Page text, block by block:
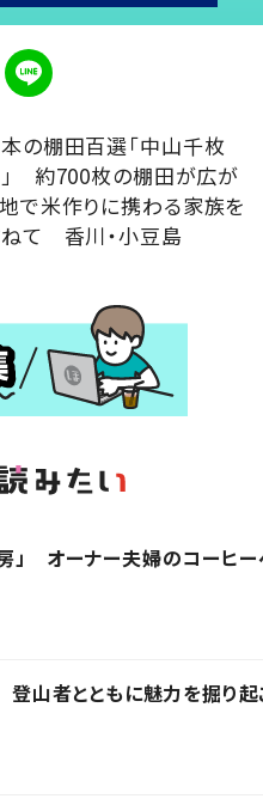
の棚田百選「中山千枚
約700枚の棚田が広が
で米作りに携わる家族を
て 香川・小豆島
」 オーナー夫婦のコーヒ
登山者とともに魅力を掘り